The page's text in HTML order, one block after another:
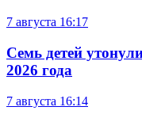
7 августа 16:17
Семь детей
2026 года
7 августа 16:14